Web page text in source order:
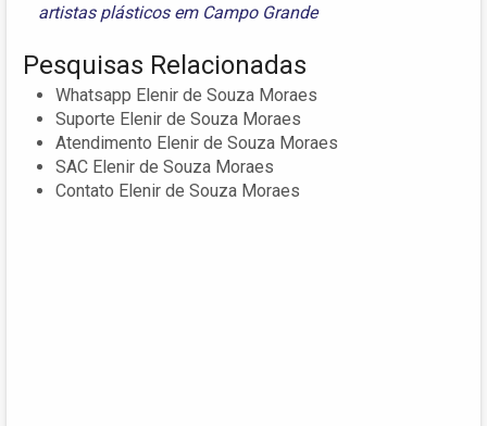
artistas plásticos em Campo Grande
Pesquisas Relacionadas
Whatsapp Elenir de Souza Moraes
Suporte Elenir de Souza Moraes
Atendimento Elenir de Souza Moraes
SAC Elenir de Souza Moraes
Contato Elenir de Souza Moraes